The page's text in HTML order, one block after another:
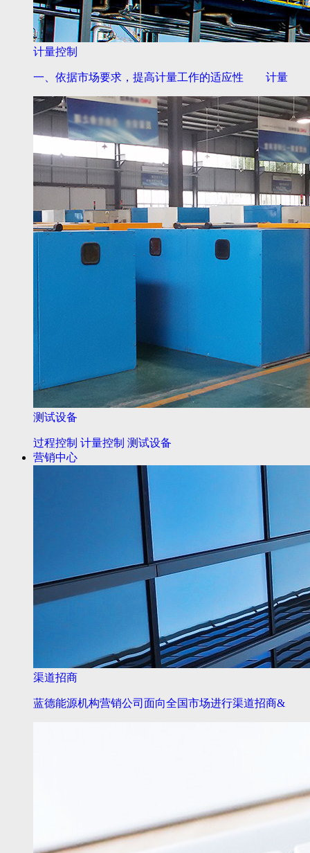
计量控制
一、依据市场要求，提高计量工作的适应性 计量
测试设备
过程控制 计量控制 测试设备
营销中心
渠道招商
蓝德能源机构营销公司面向全国市场进行渠道招商&